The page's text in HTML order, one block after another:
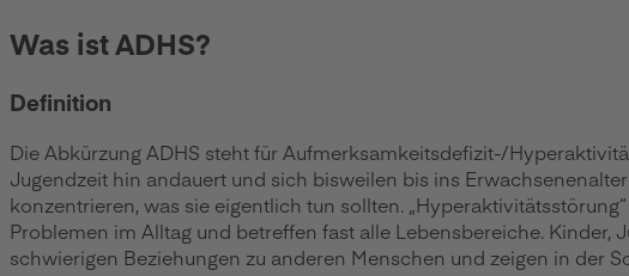
Was ist ADHS?
Definition
Die Abkürzung ADHS steht für Aufmerksamkeitsdefizit-/
Jugendzeit hin andauert und sich bisweilen bis ins
konzentrieren, was sie eigentlich tun sollten.
Problemen im Alltag und betreffen fast alle Lebensbereiche.
schwierigen Beziehungen zu anderen Menschen und zeigen in der